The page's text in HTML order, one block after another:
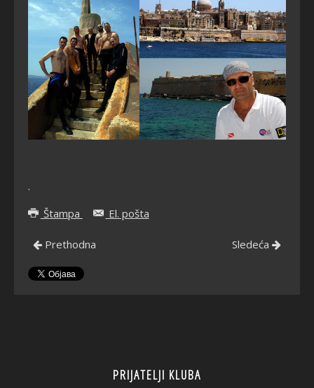
.
Štampa
El. pošta
Prethodna Sledeća
PRIJATELJI KLUBA